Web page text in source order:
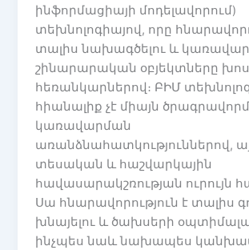
ինֆորմացիայի մոդելավորում)
տեխնոլոգիայով, որը
տալիս նախագծելու և
շինարարական օբյեկտները
հեռանկարներով։ ԲԻՄ
հիանալիք չէ միայն
կառավարման
առանձնահատկություններով,
տեսական և հաշվարկային
հավասարակշռության ուրույն
Սա հնարավորություն է տալիս
խնայելու և ծախսերի
ինչպես նաև նախապես